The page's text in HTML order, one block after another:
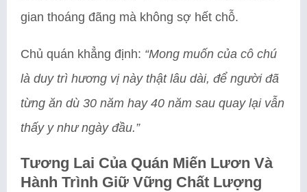
gian thoáng đãng mà không sợ hết chỗ.
Chủ quán khẳng định: “Mong muốn của cô chú
là duy trì hương vị này thật lâu dài, để người đã
từng ăn dù 30 năm hay 40 năm sau quay lại vẫn
thấy y như ngày đầu.”
Tương Lai Của Quán Miến Lươn Và
Hành Trình Giữ Vững Chất Lượng